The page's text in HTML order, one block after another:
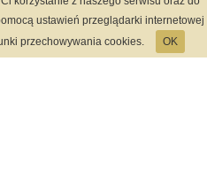
ustawień przeglądarki internetowej
przechowywania cookies.
OK